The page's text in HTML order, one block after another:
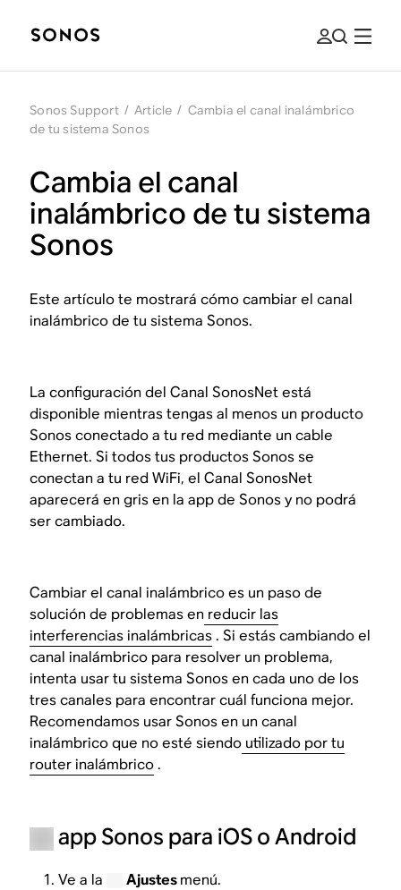
Sonos Support / Article / Cambia el canal inalámbrico
de tu sistema Sonos
Cambia el canal
inalámbrico de tu sistema
Sonos
Este artículo te mostrará cómo cambiar el canal
inalámbrico de tu sistema Sonos.
La configuración del Canal SonosNet está
disponible mientras tengas al menos un producto
Sonos conectado a tu red mediante un cable
Ethernet. Si todos tus productos Sonos se
conectan a tu red WiFi, el Canal SonosNet
aparecerá en gris en la app de Sonos y no podrá
ser cambiado.
Cambiar el canal inalámbrico es un paso de
solución de problemas en reducir las
interferencias inalámbricas. Si estás cambiando el
canal inalámbrico para resolver un problema,
intenta usar tu sistema Sonos en cada uno de los
tres canales para encontrar cuál funciona mejor.
Recomendamos usar Sonos en un canal
inalámbrico que no esté siendo utilizado por tu
router inalámbrico.
app Sonos para iOS o Android
Ve a la Ajustesmenú.